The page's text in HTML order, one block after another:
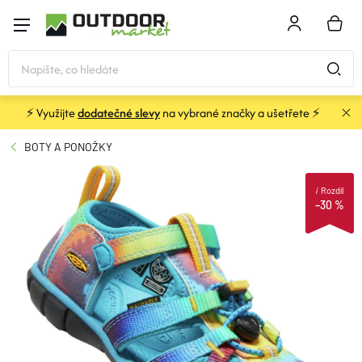
obsah
KOŠÍK
STANY
BATOHY A TAŠKY
KARIMATKY
OBLEČENÍ
⚡ Využijtedodatečné slevyna vybrané značky a ušetřete ⚡
BOTY A PONOŽKY
–30 %
iRozdíl